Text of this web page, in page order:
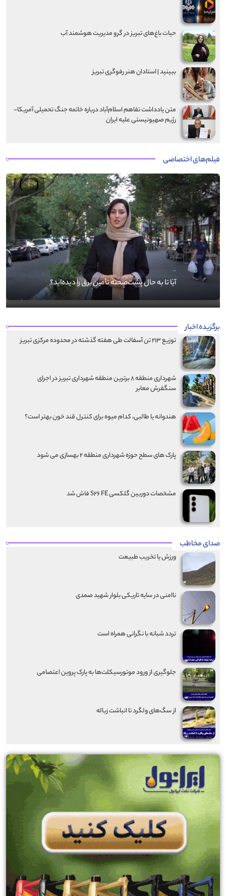
حیات باغ‌های تبریز در گرو مدیریت هوشمند آب
ببینید | استادان هنر رفوگری تبریز
متن یادداشت تفاهم اسلام‌آباد درباره خاتمه جنگ تحمیلی آمریکا-
رژیم صهیونیستی علیه ایران
فیلم‌های اختصاصی
آیا تا به حال پشت‌صحنه تأمین برق را دیده‌اید؟
‹
›
برگزیده اخبار
توزیع ۲۱۳ تن آسفالت طی هفته گذشته در محدوده مرکزی تبریز
شهرداری منطقه ۸ برترین منطقه شهرداری تبریز در اجرای
سنگفرش معابر
هندوانه یا طالبی، کدام‌ میوه برای کنترل قند خون بهتر است؟
پارک های سطح حوزه شهرداری منطقه ۲ بهسازی می شود
مشخصات دوربین گلکسی S۲۶ FE فاش شد
صدای مخاطب
ورزش یا تخریب طبیعت
ناامنی در سایه تاریکی بلوار شهید صمدی
تردد شبانه با نگرانی همراه است
جلوگیری از ورود موتورسیکلت‌ها به پارک پروین اعتصامی
از سگ‌های ولگرد تا انباشت زباله